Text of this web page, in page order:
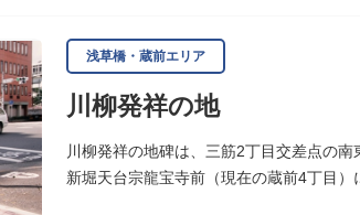
浅草橋・蔵前エリア
川柳発祥の地
川柳発祥の地碑は、三筋2丁目交差点の
新堀天台宗龍宝寺前（現在の蔵前4丁目